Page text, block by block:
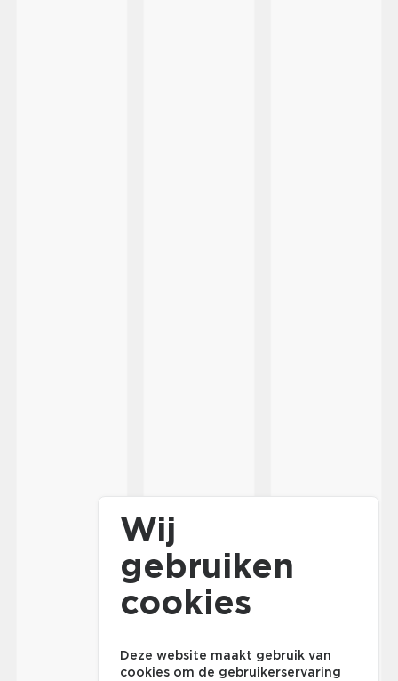
Wij
gebruiken
cookies
Deze website maakt gebruik van
cookies om de gebruikerservaring